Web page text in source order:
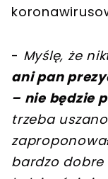
- Myślę, że
ani pan
– nie będzie
trzeba
bardzo